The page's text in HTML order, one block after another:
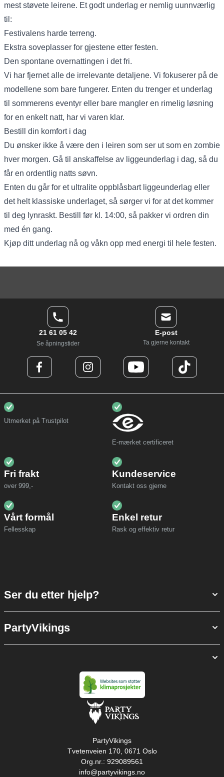
mest støvete leirene. Et godt underlag er nemlig uunnværlig
til:
Festivalens harde terreng.
Ekstra soveplasser for gjestene etter festen.
Den spontane overnattingen i det fri.
Vi har fjernet alle de irrelevante detaljene. Vi fokuserer på de
modellene som bare fungerer. Enten du trenger et underlag
til sommerens eventyr eller bare mangler en rimelig løsning
for en enkelt natt, har vi varen klar.
Bestill din komfort i dag
Du ønsker ikke å være den i leiren som ser ut som en zombie
hver morgen. Gå til anskaffelse av liggeunderlag i dag, så du
får en ordentlig natts søvn.
Enten du går for et ultralite oppblåsbart liggeunderlag eller
det helt klassiske underlaget, så sørger vi for at det kommer
til deg lynraskt. Bestill før kl. 14:00, så pakker vi ordren din
med én gang.
Kjøp ditt underlag nå og våkn opp med energi til hele festen.
21 61 05 42
Se åpningstider
E-post
Ta gjerne kontakt
Utmerket på Trustpilot
E-mærket certificeret
Fri frakt
over 999,-
Kundeservice
Kontakt oss gjerne
Vårt formål
Fellesskap
Enkel retur
Rask og effektiv retur
Ser du etter hjelp?
PartyVikings
PartyVikings
Tvetenveien 170, 0671 Oslo
Org.nr.: 929089561
info@partyvikings.no